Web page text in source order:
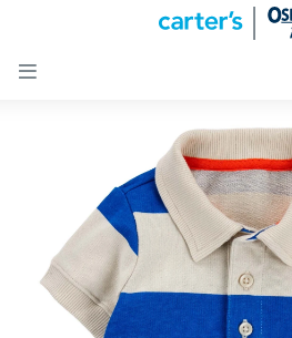

Nuevos
Peques
Calzado